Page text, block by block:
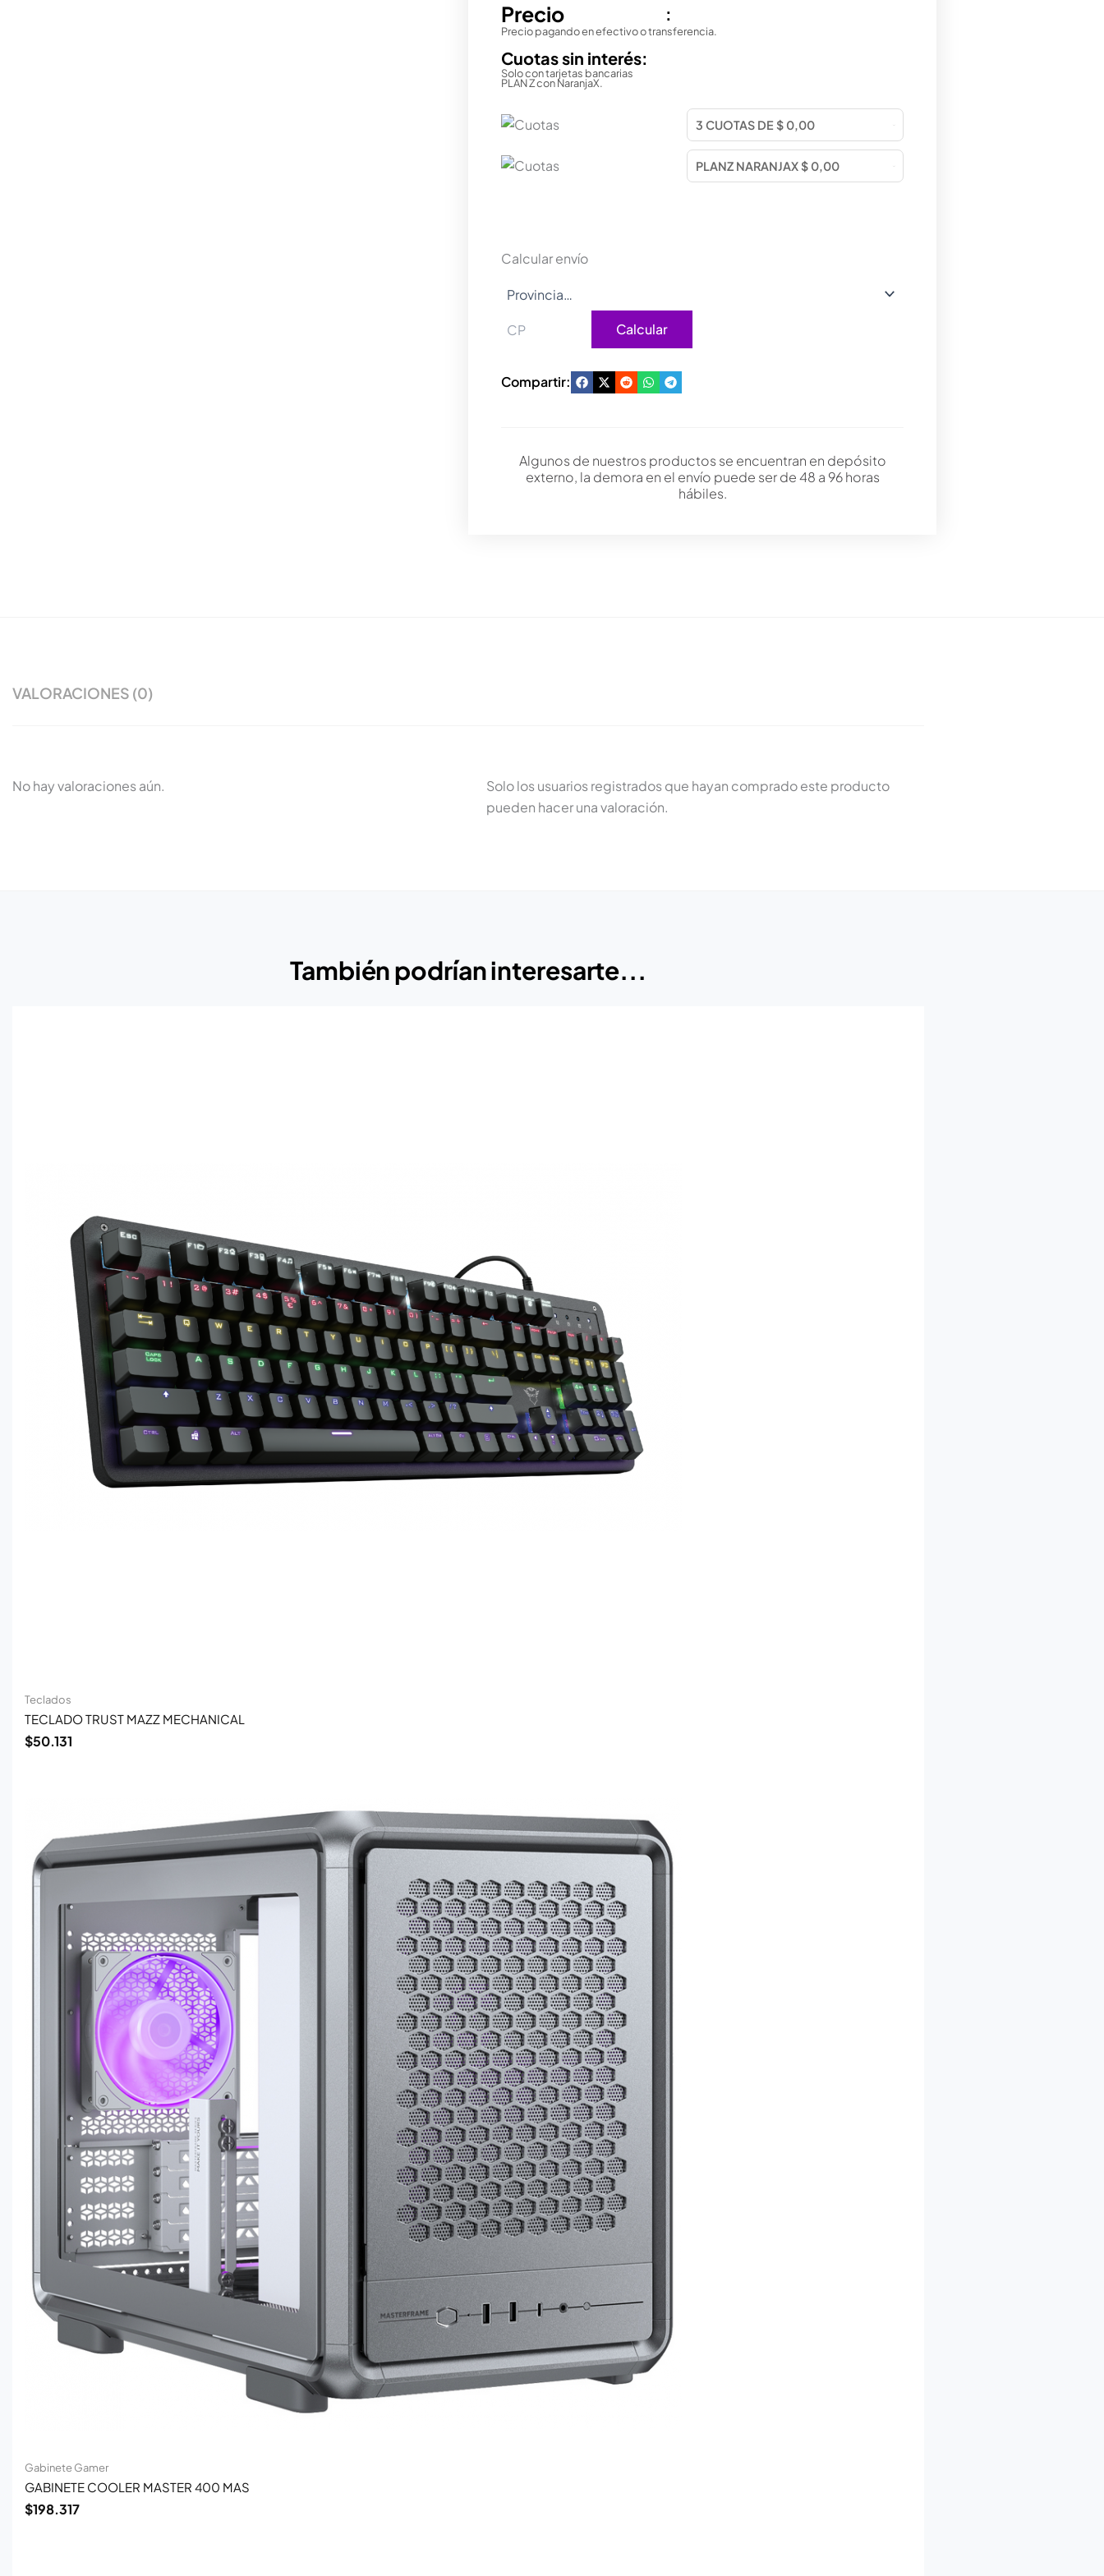
Precio :
Precio pagando en efectivo o transferencia.
Cuotas sin interés:
Solo con tarjetas bancarias
PLAN Z con NaranjaX.
Calcular envío
Calcular
Compartir:
Algunos de nuestros productos se encuentran en depósito
externo, la demora en el envío puede ser de 48 a 96 horas
hábiles.
VALORACIONES (0)
No hay valoraciones aún.
Solo los usuarios registrados que hayan comprado este producto
pueden hacer una valoración.
También podrían interesarte...
Teclados
TECLADO TRUST MAZZ MECHANICAL
$50.131
Gabinete Gamer
GABINETE COOLER MASTER 400 MAS
$198.317